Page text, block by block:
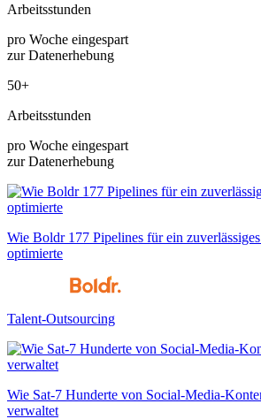
Arbeitsstunden
pro Woche eingespart
zur Datenerhebung
50+
Arbeitsstunden
pro Woche eingespart
zur Datenerhebung
Wie Boldr 177 Pipelines für ein
optimierte
Talent-Outsourcing
Wie Sat-7 Hunderte von Social-Media-
verwaltet